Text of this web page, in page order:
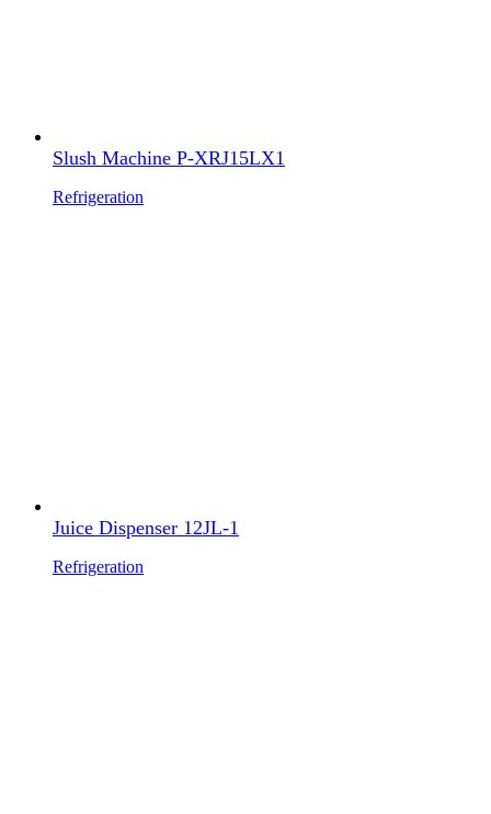
Slush Machine P-XRJ15LX1
Refrigeration
Juice Dispenser 12JL-1
Refrigeration